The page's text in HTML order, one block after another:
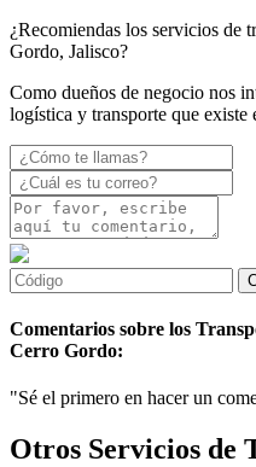
¿Recomiendas los servicios de
Gordo, Jalisco?
Como dueños de negocio nos
logística y transporte que
Comentarios sobre los
Cerro Gordo:
"Sé el primero en hacer un
Otros Servicios de